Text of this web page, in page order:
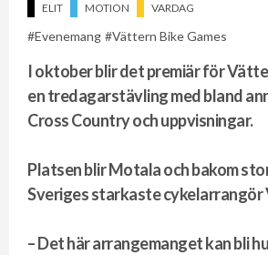
ELIT MOTION VARDAG
Evenemang Vättern Bike Games
I oktober blir det premiär för
en tredagarstävling med bland
Cross Country och uppvisningar.
Platsen blir Motala och bakom
Sveriges starkaste
– Det här arrangemanget kan bli